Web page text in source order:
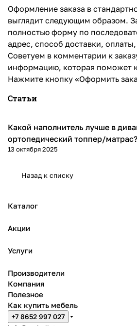
Оформление заказа в
выглядит следующим образом.
полностью форму по
адрес, способ доставки,
Советуем в комментарии к
информацию, которая поможет
Нажмите кнопку «Оформить
Статьи
Диваны и кресла
Какой наполнитель лучше в
ортопедический топпер/матрас?
13 октября 2025
Назад к списку
Каталог
Акции
Услуги
Производители
Компания
Полезное
Как купить мебель
+7 8652 997 027